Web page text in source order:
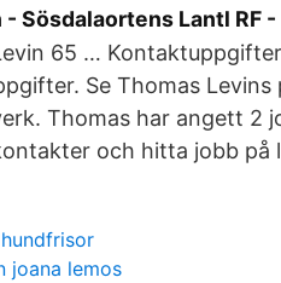
Sösdalaortens Lantl RF
65 …
Se Thomas
Thomas har angett 2
och hitta jobb på
joana lemos